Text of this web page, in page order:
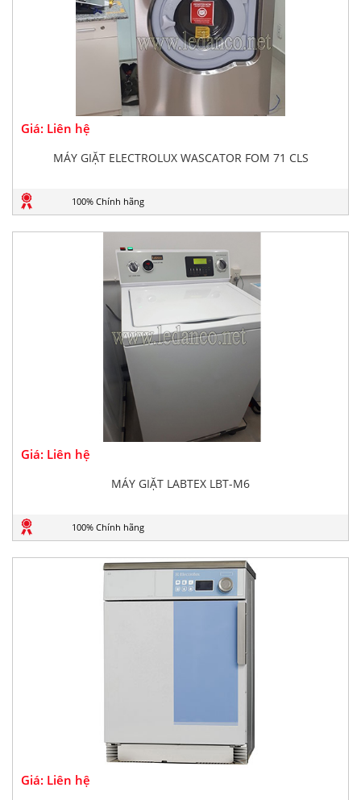
Giá: Liên hệ
MÁY GIẶT ELECTROLUX WASCATOR FOM 71 CLS
100% Chính hãng
Giá: Liên hệ
MÁY GIẶT LABTEX LBT-M6
100% Chính hãng
Giá: Liên hệ